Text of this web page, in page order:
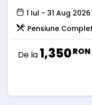
1 Iul - 31 Aug 2026
Pensiune
De la1,350RON